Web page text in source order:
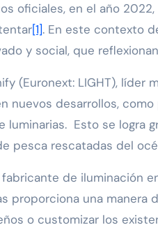
[1]. En este contexto
y social, que
(Euronext: LIGHT),
nuevos desarrollos,
luminarias. Esto se logra
pesca rescatadas del
fabricante de iluminación
proporciona una manera
o customizar los